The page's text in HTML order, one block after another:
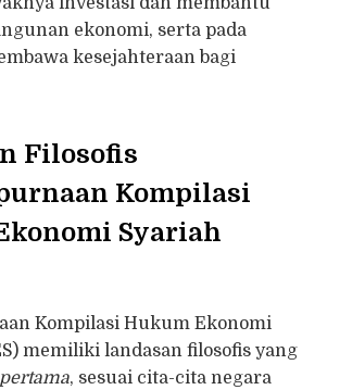
ekonomi, serta pada
kesejahteraan bagi
Filosofis
Kompilasi
Syariah
Kompilasi Hukum Ekonomi
memiliki landasan filosofis yang
pertama, sesuai cita-cita negara